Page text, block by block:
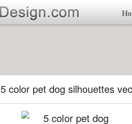
5 color pet dog silhouettes